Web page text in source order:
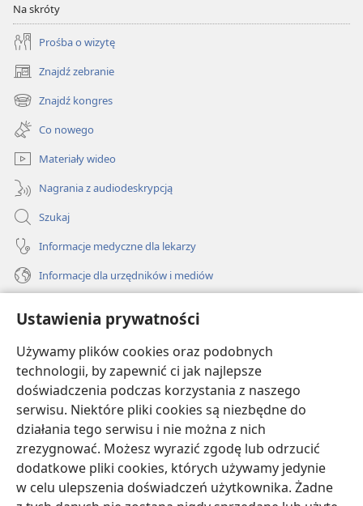
Ustawienia prywatności
Używamy plików cookies oraz podobnych
technologii, by zapewnić ci jak najlepsze
doświadczenia podczas korzystania z naszego
serwisu. Niektóre pliki cookies są niezbędne do
działania tego serwisu i nie można z nich
zrezygnować. Możesz wyrazić zgodę lub odrzucić
dodatkowe pliki cookies, których używamy jedynie
w celu ulepszenia doświadczeń użytkownika. Żadne
Na skróty
Prośba o wizytę
Znajdź zebranie
(opens
new
window)
Znajdź kongres
(opens
new
window)
Co nowego
Materiały wideo
Nagrania z audiodeskrypcją
Szukaj
Informacje medyczne dla lekarzy
Informacje dla urzędników i mediów
Darowizny
(opens
new
window)BIBLIOTEKA INTERNETOWA Strażnicy
(opens
new
window)JW Hub
(opens
new
window)JW Library
Watchtower Library